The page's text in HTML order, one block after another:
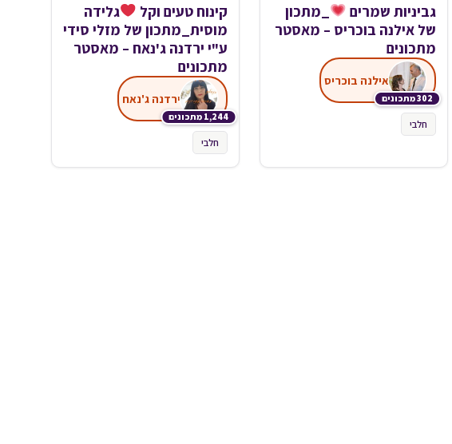
גביניות שמרים
_מתכון
של אילנה בוכריס – מאסטר
מתכונים
302 מתכונים
אילנה בוכריס
חלבי
קינוח טעים וקל
גלידה
מוסית_מתכון של מזלי סידי
ע"י ירדנה ג'נאח – מאסטר
מתכונים
1,244 מתכונים
ירדנה ג'נאח
חלבי